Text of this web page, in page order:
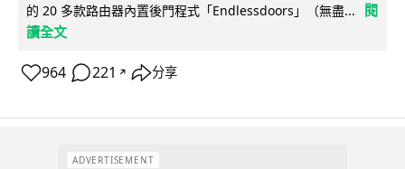
的 20 多款路由器內置後門程式「Endlessdoors」（無盡...
閱
讀全文
964 221 ↗ 分享
ADVERTISEMENT